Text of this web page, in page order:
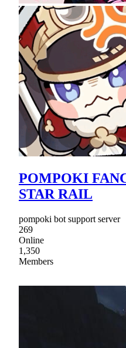
POMPOKI
STAR RAIL
pompoki bot support server
269
Online
1,350
Members